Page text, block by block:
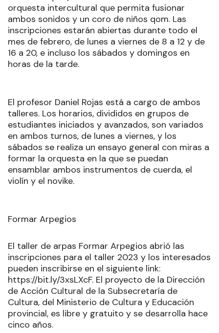
orquesta intercultural que permita fusionar
ambos sonidos y un coro de niños qom. Las
inscripciones estarán abiertas durante todo el
mes de febrero, de lunes a viernes de 8 a 12 y de
16 a 20, e incluso los sábados y domingos en
horas de la tarde.
El profesor Daniel Rojas está a cargo de ambos
talleres. Los horarios, divididos en grupos de
estudiantes iniciados y avanzados, son variados
en ambos turnos, de lunes a viernes, y los
sábados se realiza un ensayo general con miras a
formar la orquesta en la que se puedan
ensamblar ambos instrumentos de cuerda, el
violín y el novike.
Formar Arpegios
El taller de arpas Formar Arpegios abrió las
inscripciones para el taller 2023 y los interesados
pueden inscribirse en el siguiente link:
https://bit.ly/3xsLXcF. El proyecto de la Dirección
de Acción Cultural de la Subsecretaría de
Cultura, del Ministerio de Cultura y Educación
provincial, es libre y gratuito y se desarrolla hace
cinco años.